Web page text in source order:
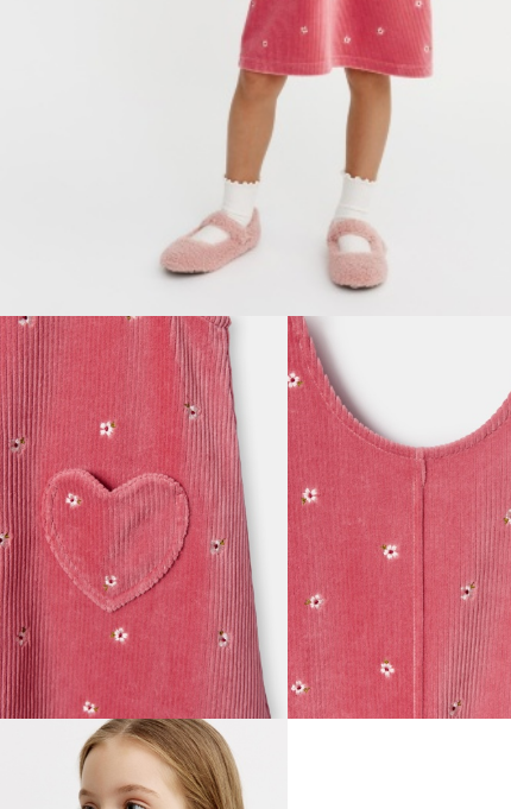
ПОДАРОЧНЫЕ СЕРТИФИКАТЫ
ЛЕТНЯЯ БЕЗМЯТЕЖНОСТЬ
ХРАНЕНИЕ
КАНЦЕЛЯРИЯ
ВАННАЯ
ДЕТСТВО
ПО КОМНАТАМ
ВСЕЛЕННАЯ ВИГГЕ
СКОРО В ПРОДАЖЕ
РАСПРОДАЖА ДО -50%
ПОДАРОЧНЫЕ СЕРТИФИКАТЫ
магазины
доставка